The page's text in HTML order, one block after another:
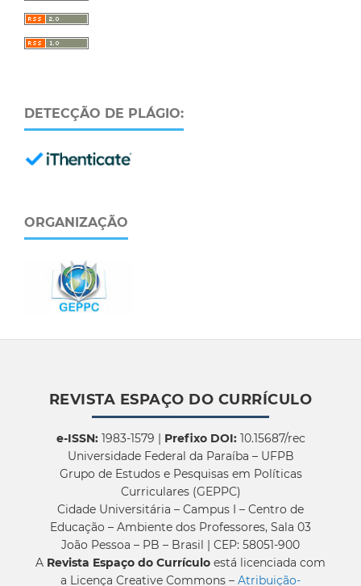
DETECÇÃO DE PLÁGIO:
ORGANIZAÇÃO
REVISTA ESPAÇO DO CURRÍCULO
e-ISSN:1983-1579 | Prefixo DOI:10.15687/rec
Universidade Federal da Paraíba – UFPB
Grupo de Estudos e Pesquisas em Políticas
Curriculares (GEPPC)
Cidade Universitária – Campus I – Centro de
Educação – Ambiente dos Professores, Sala 03
João Pessoa – PB – Brasil | CEP: 58051-900
A Revista Espaço do Currículo está licenciada com
a Licença Creative Commons – Atribuição-